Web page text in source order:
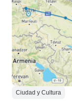
Ciudad y Cultura